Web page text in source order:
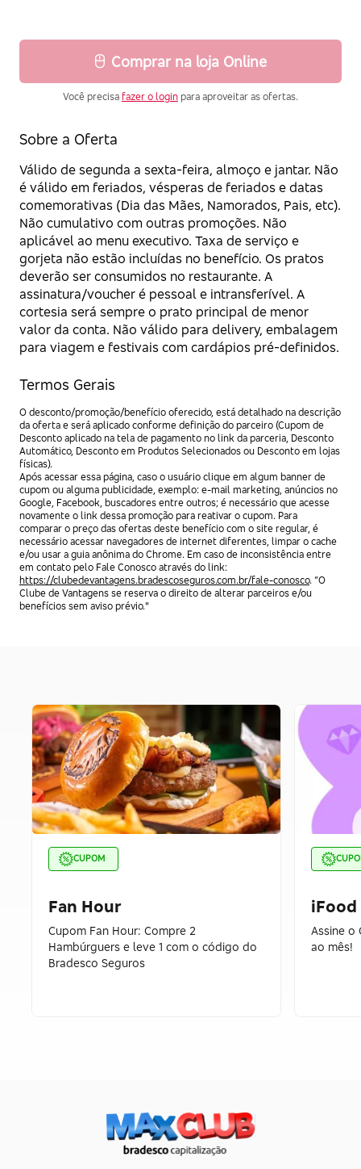
Comprar na loja Online
Você precisa fazer o login para aproveitar as ofertas.
Sobre a Oferta
Válido de segunda a sexta-feira, almoço e jantar. Não
é válido em feriados, vésperas de feriados e datas
comemorativas (Dia das Mães, Namorados, Pais, etc).
Não cumulativo com outras promoções. Não
aplicável ao menu executivo. Taxa de serviço e
gorjeta não estão incluídas no benefício. Os pratos
deverão ser consumidos no restaurante. A
assinatura/voucher é pessoal e intransferível. A
cortesia será sempre o prato principal de menor
valor da conta. Não válido para delivery, embalagem
para viagem e festivais com cardápios pré-definidos.
Termos Gerais
O desconto/promoção/benefício oferecido, está detalhado na descrição
da oferta e será aplicado conforme definição do parceiro (Cupom de
Desconto aplicado na tela de pagamento no link da parceria, Desconto
Automático, Desconto em Produtos Selecionados ou Desconto em lojas
físicas).
Após acessar essa página, caso o usuário clique em algum banner de
cupom ou alguma publicidade, exemplo: e-mail marketing, anúncios no
Google, Facebook, buscadores entre outros; é necessário que acesse
novamente o link dessa promoção para reativar o cupom. Para
comparar o preço das ofertas deste benefício com o site regular, é
necessário acessar navegadores de internet diferentes, limpar o cache
e/ou usar a guia anônima do Chrome. Em caso de inconsistência entre
em contato pelo Fale Conosco através do link:
https://clubedevantagens.bradescoseguros.com.br/fale-conosco. “O
Clube de Vantagens se reserva o direito de alterar parceiros e/ou
benefícios sem aviso prévio."
CUPOM
Fan Hour
Cupom Fan Hour: Compre 2
Hambúrguers e leve 1 com o código do
Bradesco Seguros
iFood
Assine o
ao mês!